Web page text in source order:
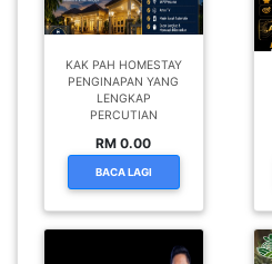
KAK PAH HOMESTAY
PENGINAPAN YANG
LENGKAP
PERCUTIAN
RM 0.00
BACA LAGI